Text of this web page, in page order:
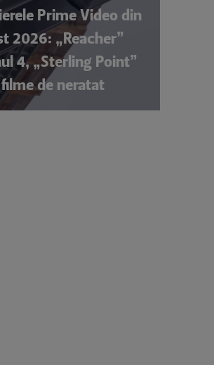
Prime Video din
2026: „Reacher”
4, „Sterling Point”
de neratat